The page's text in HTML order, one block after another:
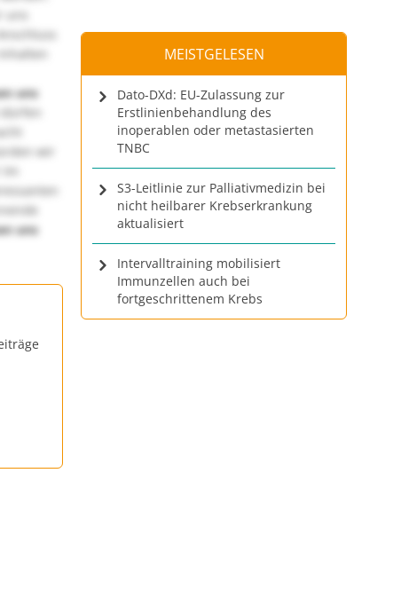
uns
wir
uns
MEISTGELESEN
Dato-DXd: EU-Zulassung zur
Erstlinienbehandlung des
inoperablen oder metastasierten
TNBC
S3-Leitlinie zur Palliativmedizin bei
nicht heilbarer Krebserkrankung
aktualisiert
Intervalltraining mobilisiert
Immunzellen auch bei
fortgeschrittenem Krebs